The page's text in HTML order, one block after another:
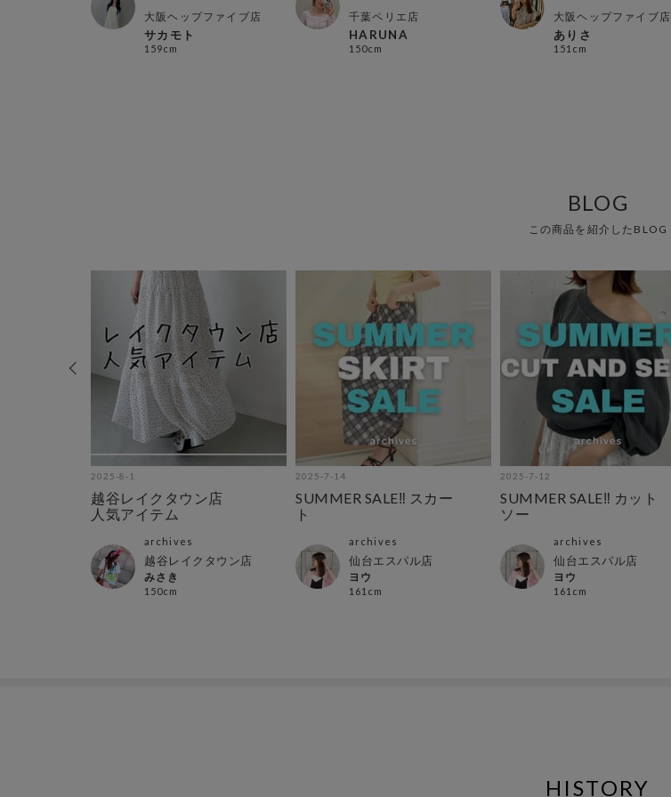
大阪ヘップファイブ店
サカモト
159cm
千葉ペリエ店
HARUNA
150cm
大阪ヘップファイブ店
ありさ
151cm
BLOG
この商品を紹介したBLOG
2025-8-1
越谷レイクタウン店
人気アイテム
archives
越谷レイクタウン店
みさき
150cm
2025-7-14
SUMMER SALE‼︎ スカー
ト
archives
仙台エスパル店
ヨウ
161cm
2025-7-12
SUMMER SALE‼︎ カット
ソー
archives
仙台エスパル店
ヨウ
161cm
HISTORY